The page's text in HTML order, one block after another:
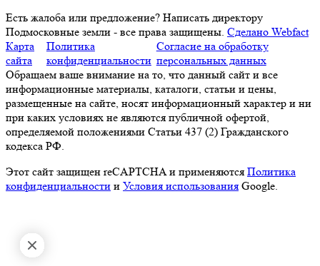
Есть жалоба или предложение? Написать директору
Подмосковные земли - все права защищены. Сделано Webfact
Карта
сайта
Политика
конфиденциальности
Согласие на обработку
персональных данных
Обращаем ваше внимание на то, что данный сайт и все
информационные материалы, каталоги, статьи и цены,
размещенные на сайте, носят информационный характер и ни
при каких условиях не являются публичной офертой,
определяемой положениями Статьи 437 (2) Гражданского
кодекса РФ.
Этот сайт защищен reCAPTCHA и применяются Политика
конфиденциальности и Условия использования Google.